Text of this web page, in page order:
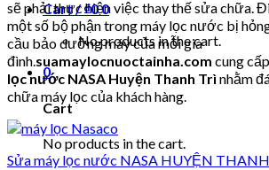
Cart /₫00
No products in the cart.
0
Cart
No products in the cart.
sẽ phải thực hiện việc thay thế sửa chữa.
một số bộ phận trong máy lọc nước bị
cầu bảo dưỡng máy của mỗi gia
đình.suamaylocnuoctainha.com cung
lọc nước NASA Huyện Thanh Trì nhằm
chữa máy lọc của khách hàng.
Sửa máy lọc nước NASA HUYỆN